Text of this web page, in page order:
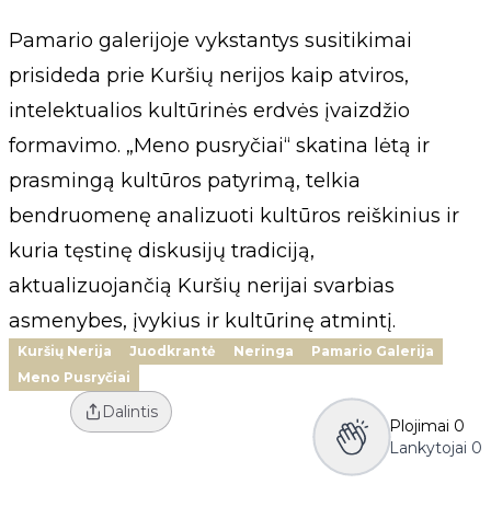
Pamario galerijoje vykstantys susitikimai
prisideda prie Kuršių nerijos kaip atviros,
intelektualios kultūrinės erdvės įvaizdžio
formavimo. „Meno pusryčiai“ skatina lėtą ir
prasmingą kultūros patyrimą, telkia
bendruomenę analizuoti kultūros reiškinius ir
kuria tęstinę diskusijų tradiciją,
aktualizuojančią Kuršių nerijai svarbias
asmenybes, įvykius ir kultūrinę atmintį.
Kuršių Nerija Juodkrantė Neringa
Pamario Galerija
Meno Pusryčiai
Dalintis
Plojimai 0
Lankytojai 0